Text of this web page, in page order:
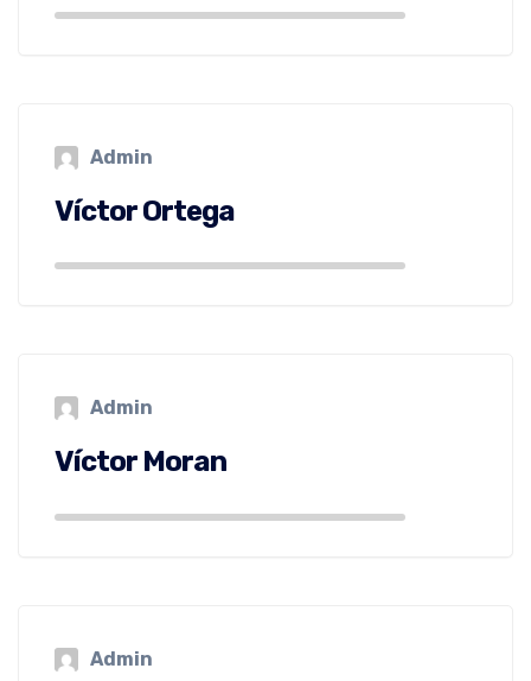
Admin
Víctor Ortega
Admin
Víctor Moran
Admin